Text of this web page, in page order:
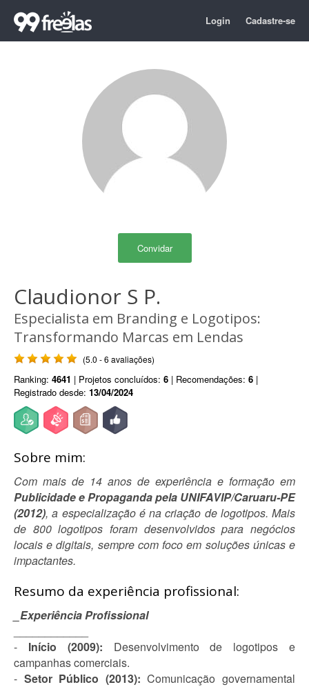
Login Cadastre-se
Convidar
Claudionor S P.
Especialista em Branding e Logotipos:
Transformando Marcas em Lendas
(5.0 - 6 avaliações)
Ranking: 4641 | Projetos concluídos: 6 | Recomendações: 6 |
Registrado desde: 13/04/2024
Sobre mim:
Com mais de 14 anos de experiência e formação em
Publicidade e Propaganda pela UNIFAVIP/Caruaru-PE
(2012), a especialização é na criação de logotipos. Mais
de 800 logotipos foram desenvolvidos para negócios
locais e digitais, sempre com foco em soluções únicas e
impactantes.
Resumo da experiência profissional:
_Experiência Profissional
- Início (2009): Desenvolvimento de logotipos e
campanhas comerciais.
- Setor Público (2013): Comunicação governamental